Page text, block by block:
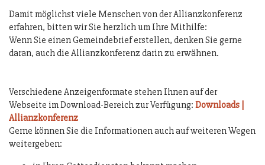
Damit möglichst viele Menschen von der Allianzkonferenz
erfahren, bitten wir Sie herzlich um Ihre Mithilfe:
Wenn Sie einen Gemeindebrief erstellen, denken Sie gerne
daran, auch die Allianzkonferenz darin zu erwähnen.
Verschiedene Anzeigenformate stehen Ihnen auf der
Webseite im Download-Bereich zur Verfügung: Downloads |
Allianzkonferenz
Gerne können Sie die Informationen auch auf weiteren Wegen
weitergeben: